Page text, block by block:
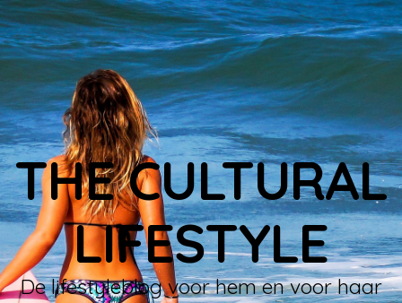
THE CULTURAL
LIFESTYLE
De lifestyleblog voor hem en voor haar